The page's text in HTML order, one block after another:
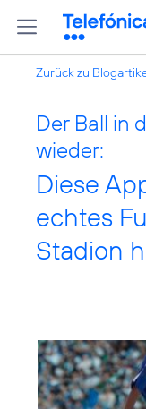
Zurück zu
Der Ball in
wieder:
Diese
echtes
Stadion